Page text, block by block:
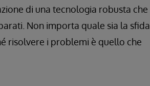
di una tecnologia robusta che
Non importa quale sia la sfida
risolvere i problemi è quello che